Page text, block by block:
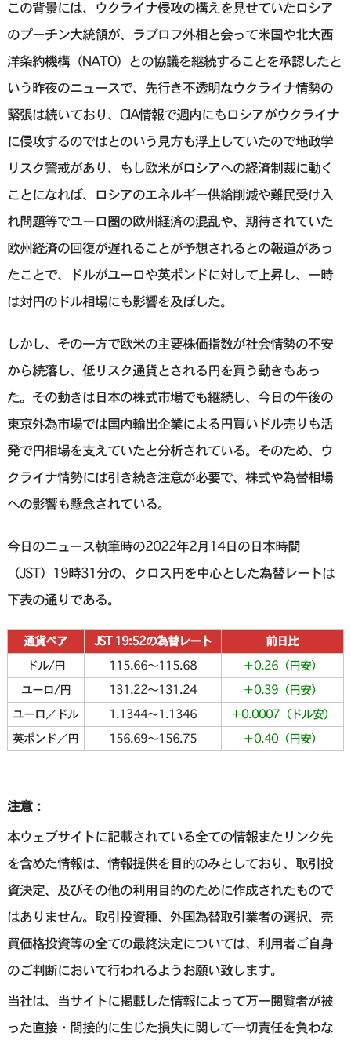
この背景には、ウクライナ侵攻の構えを見せていたロシア
のプーチン大統領が、ラブロフ外相と会って米国や北大西
洋条約機構（NATO）との協議を継続することを承認したと
いう昨夜のニュースで、先行き不透明なウクライナ情勢の
緊張は続いており、CIA情報で週内にもロシアがウクライナ
に侵攻するのではとのいう見方も浮上していたので地政学
リスク警戒があり、もし欧米がロシアへの経済制裁に動く
ことになれば、ロシアのエネルギー供給削減や難民受け入
れ問題等でユーロ圏の欧州経済の混乱や、期待されていた
欧州経済の回復が遅れることが予想されるとの報道があっ
たことで、ドルがユーロや英ポンドに対して上昇し、一時
は対円のドル相場にも影響を及ぼした。
しかし、その一方で欧米の主要株価指数が社会情勢の不安
から続落し、低リスク通貨とされる円を買う動きもあっ
た。その動きは日本の株式市場でも継続し、今日の午後の
東京外為市場では国内輸出企業による円買いドル売りも活
発で円相場を支えていたと分析されている。そのため、ウ
クライナ情勢には引き続き注意が必要で、株式や為替相場
への影響も懸念されている。
今日のニュース執筆時の2022年2月14日の日本時間
（JST）19時31分の、クロス円を中心とした為替レートは
下表の通りである。
通貨ペア JST 19:52の為替レート
前日比
ドル/円
115.66〜115.68
＋0.26（円安）
ユーロ/円
131.22〜131.24
＋0.39（円安）
ユーロ／ドル
1.1344〜1.1346
＋0.0007（ドル安）
英ポンド／円
156.69〜156.75 ＋0.40（円安）
注意：
本ウェブサイトに記載されている全ての情報またリンク先
を含めた情報は、情報提供を目的のみとしており、取引投
資決定、及びその他の利用目的のために作成されたもので
はありません。取引投資種、外国為替取引業者の選択、売
買価格投資等の全ての最終決定については、利用者ご自身
のご判断において行われるようお願い致します。
当社は、当サイトに掲載した情報によって万一閲覧者が被
った直接・間接的に生じた損失に関して一切責任を負わな